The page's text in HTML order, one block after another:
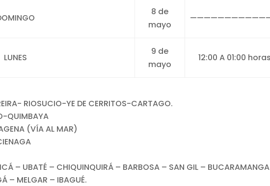
8 de
mayo
LUNES
9 de
mayo
12:00 A 01:00
RIOSUCIO-YE DE CERRITOS-CARTAGO.
QUIMBAYA
(VÍA AL MAR)
– UBATÉ – CHIQUINQUIRÁ – BARBOSA – SAN GIL –
– MELGAR – IBAGUÉ.